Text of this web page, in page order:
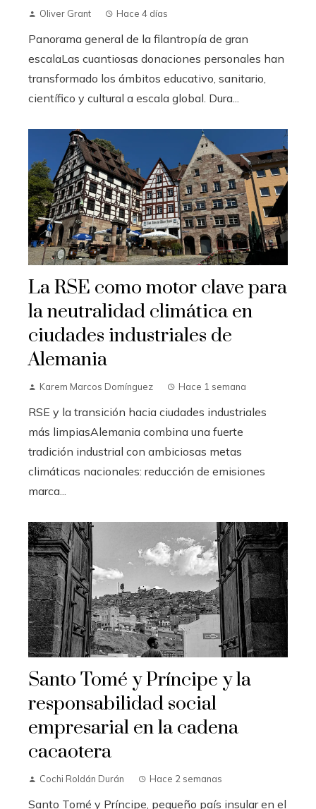
Oliver Grant Hace 4 días
Panorama general de la filantropía de gran
escalaLas cuantiosas donaciones personales han
transformado los ámbitos educativo, sanitario,
científico y cultural a escala global. Dura...
La RSE como motor clave para
la neutralidad climática en
ciudades industriales de
Alemania
Karem Marcos Domínguez Hace 1 semana
RSE y la transición hacia ciudades industriales
más limpiasAlemania combina una fuerte
tradición industrial con ambiciosas metas
climáticas nacionales: reducción de emisiones
marca...
Santo Tomé y Príncipe y la
responsabilidad social
empresarial en la cadena
cacaotera
Cochi Roldán Durán Hace 2 semanas
Santo Tomé y Príncipe, pequeño país insular en el